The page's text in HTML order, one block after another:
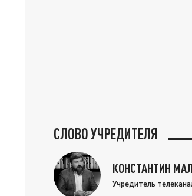
СЛОВО УЧРЕДИТЕЛЯ
КОНСТАНТИН
Учредитель